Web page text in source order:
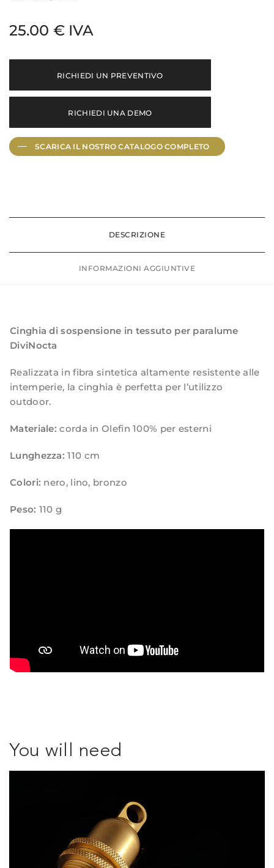
25.00 € IVA
RICHIEDI UN PREVENTIVO
RICHIEDI UNA DEMO
SCARICA IL NOSTRO CATALOGOCOMPLETO
DESCRIZIONE
INFORMAZIONI AGGIUNTIVE
Cinghia di sospensione in tessuto per paralume
DiviNocta
Realizzata in fibra sintetica altamente resistente alle
intemperie, la cinghia è perfetta per l’utilizzo
outdoor.
Materiale: corda in Olefin 100% per esterni
Lunghezza: 110 cm
Colori: nero, lino, bronzo
Peso: 110 g
You will need